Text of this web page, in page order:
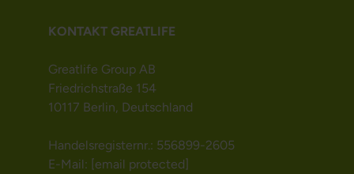
KONTAKT GREATLIFE
Greatlife Group AB
Friedrichstraße 154
10117 Berlin, Deutschland
Handelsregisternr.: 556899-2605
E-Mail: [email protected]